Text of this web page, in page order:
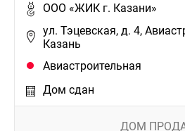
ООО «ЖИК г. Казани»
ул. Тэцевская, д. 4,
Казань
Авиастроительная
Дом сдан
ДОМ